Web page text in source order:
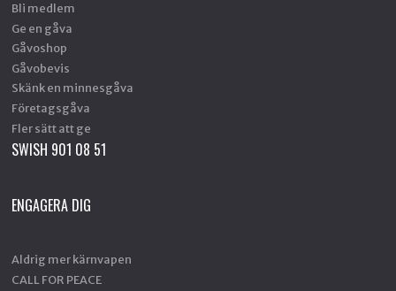
Bli medlem
Ge en gåva
Gåvoshop
Gåvobevis
Skänk en minnesgåva
Företagsgåva
Fler sätt att ge
SWISH 901 08 51
ENGAGERA DIG
Aldrig mer kärnvapen
CALL FOR PEACE